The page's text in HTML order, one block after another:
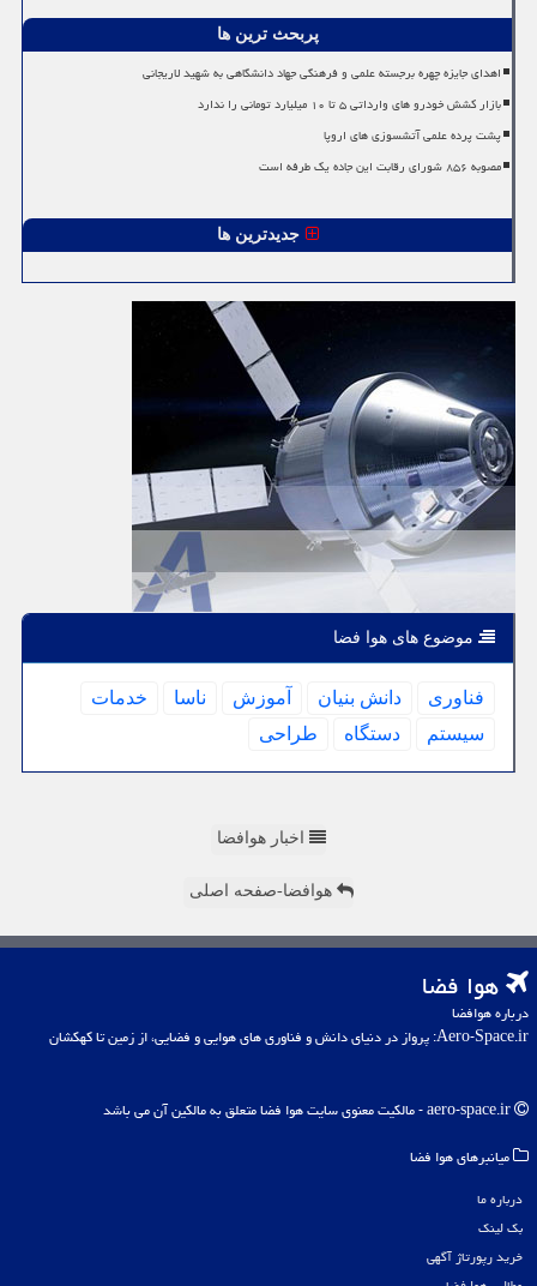
پربحث ترین ها
اهدای جایزه چهره برجسته علمی و فرهنگی جهاد دانشگاهی به شهید لاریجانی
بازار کشش خودرو های وارداتی ۵ تا ۱۰ میلیارد تومانی را ندارد
پشت پرده علمی آتشسوزی های اروپا
مصوبه ۸۵۶ شورای رقابت این جاده یک طرفه است
جدیدترین ها
موضوع های هوا فضا
فناوری دانش بنیان آموزش ناسا
خدمات
سیستم
دستگاه طراحی
اخبار هوافضا
هوافضا-صفحه اصلی
هوا فضا
درباره هوافضا
Aero-Space.ir: پرواز در دنیای دانش و فناوری های هوایی و فضایی، از زمین تا کهکشان
میانبرهای هوا فضا
درباره ما
بک لینک
خرید رپورتاژ آگهی